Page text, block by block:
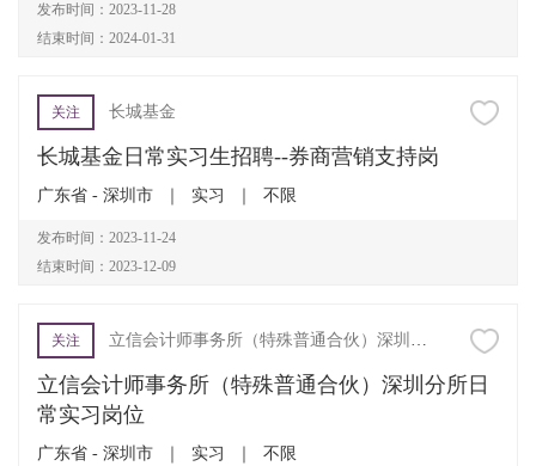
发布时间：2023-11-28
结束时间：2024-01-31
关注 长城基金
长城基金日常实习生招聘--券商营销支持岗
广东省 - 深圳市 实习 不限
发布时间：2023-11-24
结束时间：2023-12-09
关注 ​立信会计师事务所（特殊普通合伙）深圳分所
​立信会计师事务所（特殊普通合伙）深圳分所日
常实习岗位
广东省 - 深圳市 实习 不限